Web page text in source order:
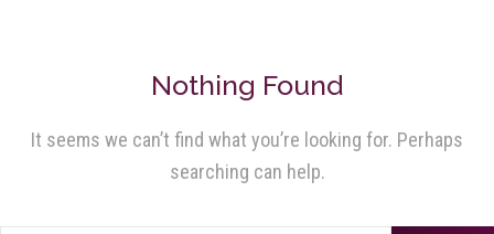
Nothing Found
It seems we can’t find what you’re looking for. Perhaps
searching can help.